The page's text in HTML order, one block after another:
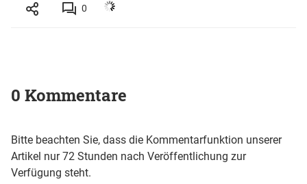
0
0 Kommentare
Bitte beachten Sie, dass die Kommentarfunktion unserer
Artikel nur 72 Stunden nach Veröffentlichung zur
Verfügung steht.